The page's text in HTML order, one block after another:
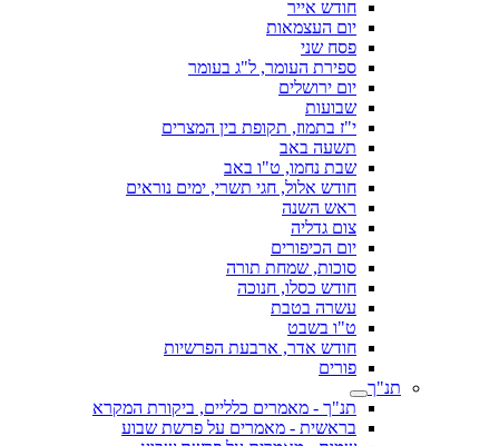
חודש אייר
יום העצמאות
פסח שני
ספירת העומר, ל"ג בעומר
יום ירושלים
שבועות
י"ז בתמוז, תקופת בין המצרים
תשעה באב
שבת נחמו, ט"ו באב
חודש אלול, חגי תשרי, ימים נוראים
ראש השנה
צום גדליה
יום הכיפורים
סוכות, שמחת תורה
חודש כסלו, חנוכה
עשרה בטבת
ט"ו בשבט
חודש אדר, ארבעת הפרשיות
פורים
תנ"ך
תנ"ך - מאמרים כלליים, ביקורת המקרא
בראשית - מאמרים על פרשת שבוע